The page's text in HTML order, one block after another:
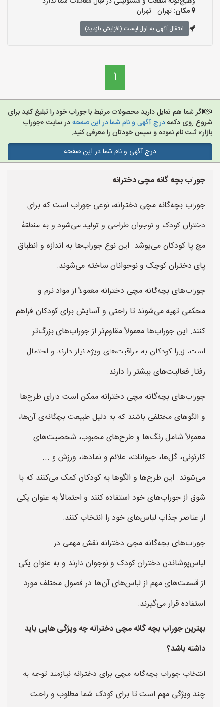
مکان:تهران - تهران
انتقال آگهی به اول لیست (افزایش بازدید)
1
اگر شما هم تمایل دارید محصولات مرتبط با جوراب خود را تبلیغ کنید برای
شروع روی دکمهدرج آگهی و نام شما در این صفحهدر سایت «جوراب
بازار» ثبت نام نموده و سپس خودتان را معرفی کنید.
درج آگهی و نام شما در این صفحه
جوراب بچه گانه مچی دخترانه
جوراب بچه‌گانه مچی دخترانه، نوعی جوراب است که برای
دختران کودک و نوجوان طراحی و تولید می‌شود و به منطقهٔ
مچ پا کودکان می‌پوشد. این نوع جوراب‌ها به اندازه و انطباق
پای دختران کوچک و نوجوانان ساخته می‌شوند.
جوراب‌های بچه‌گانه مچی دخترانه معمولاً از مواد نرم و
محکمی تهیه می‌شوند تا راحتی و آسایش برای کودکان فراهم
کنند. این جوراب‌ها معمولاً مقاوم‌تر از جوراب‌های بزرگ‌تر
است، زیرا کودکان به مراقبت‌های ویژه نیاز دارند و احتمال
رفتار فعالیت‌های بیشتر را دارند.
جوراب‌های بچه‌گانه مچی دخترانه ممکن است دارای طرح‌ها
و الگوهای مختلفی باشند که به دلیل طبیعت بچگانه‌ی آن‌ها،
معمولاً شامل رنگ‌ها و طرح‌های محبوب، شخصیت‌های
کارتونی، گل‌ها، حیوانات، علائم و نمادها، ورزش و ...
می‌شوند. این طرح‌ها و الگوها به کودکان کمک می‌کنند که با
شوق از جوراب‌های خود استفاده کنند و احتمالاً به عنوان یکی
از عناصر جذاب لباس‌های خود را انتخاب کنند.
جوراب‌های بچه‌گانه مچی دخترانه نقش مهمی در
لباس‌پوشاندن دختران کودک و نوجوان دارند و به عنوان یکی
از قسمت‌های مهم از لباس‌های آن‌ها در فصول مختلف مورد
استفاده قرار می‌گیرند.
بهترین جوراب بچه گانه مچی دخترانه چه ویژگی هایی باید
داشته باشد؟
انتخاب جوراب بچه‌گانه مچی برای دخترانه نیازمند توجه به
چند ویژگی مهم است تا برای کودک شما مطلوب و راحت